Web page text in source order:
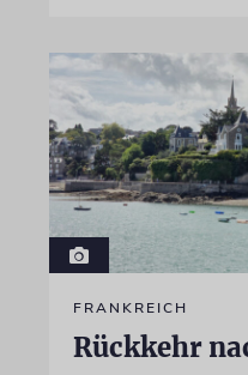
FRANKREICH
Rückkehr